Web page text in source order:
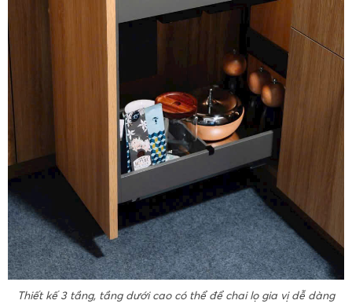
Thiết kế 3 tầng, tầng dưới cao có thể để chai lọ gia vị dễ dàng